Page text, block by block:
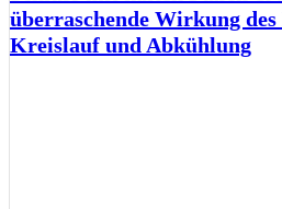
überraschende Wirkung des
Kreislauf und Abkühlung